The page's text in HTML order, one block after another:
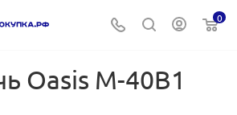
0
Oasis M-40B1